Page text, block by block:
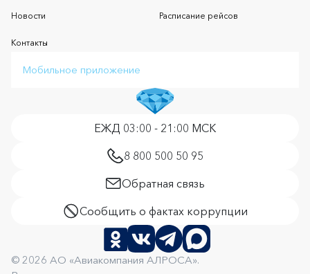
Новости Расписание рейсов
Контакты
Мобильное приложение
ЕЖД 03:00 - 21:00 МСК
8 800 500 50 95
Обратная связь
Сообщить о фактах коррупции
© 2026 АО «Авиакомпания АЛРОСА».